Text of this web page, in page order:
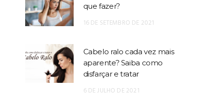
que fazer?
16 DE SETEMBRO DE 2021
Cabelo ralo cada vez mais
aparente? Saiba como
disfarçar e tratar
6 DE JULHO DE 2021